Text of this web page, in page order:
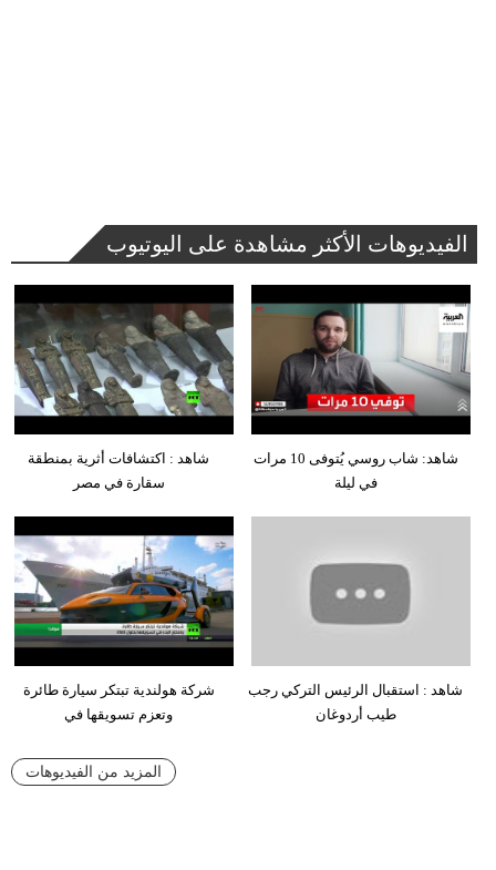
الفيديوهات الأكثر مشاهدة على اليوتيوب
شاهد : اكتشافات أثرية بمنطقة
سقارة في مصر
شاهد: شاب روسي يُتوفى 10 مرات
في ليلة
شركة هولندية تبتكر سيارة طائرة
وتعزم تسويقها في
شاهد : استقبال الرئيس التركي رجب
طيب أردوغان
المزيد من الفيديوهات